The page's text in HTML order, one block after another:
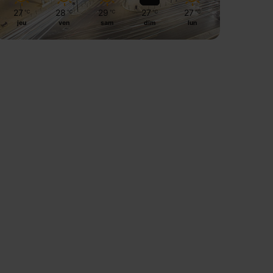
27 ℃
jeu
28 ℃
ven
29 ℃
sam
27 ℃
dim
27 ℃
lun